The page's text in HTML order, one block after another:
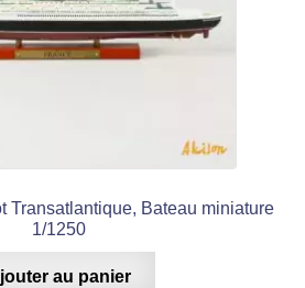
Transatlantique, Bateau miniature
1/1250
au panier